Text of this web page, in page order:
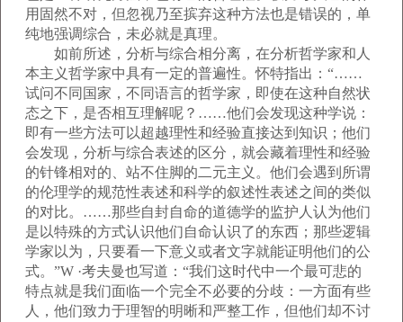
用固然不对，但忽视乃至摈弃这种方法也是错误的，单
纯地强调综合，未必就是真理。
如前所述，分析与综合相分离，在分析哲学家和人
本主义哲学家中具有一定的普遍性。怀特指出：“……
试问不同国家，不同语言的哲学家，即使在这种自然状
态之下，是否相互理解呢？……他们会发现这种学说：
即有一些方法可以超越理性和经验直接达到知识；他们
会发现，分析与综合表述的区分，就会藏着理性和经验
的针锋相对的、站不住脚的二元主义。他们会遇到所谓
的伦理学的规范性表述和科学的叙述性表述之间的类似
的对比。……那些自封自命的道德学的监护人认为他们
是以特殊的方式认识他们自命认识了的东西；那些逻辑
学家以为，只要看一下意义或者文字就能证明他们的公
式。”W ·考夫曼也写道：“我们这时代中一个最可悲的
特点就是我们面临一个完全不必要的分歧：一方面有些
人，他们致力于理智的明晰和严整工作，但他们却不讨